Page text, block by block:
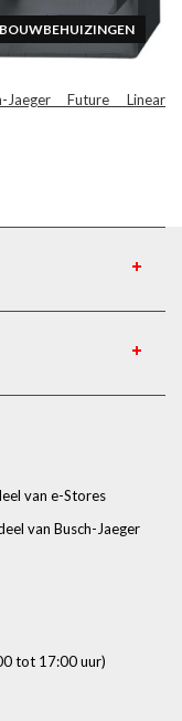
Jaeger Future Linear
van e-Stores
van Busch-Jaeger
tot 17:00 uur)